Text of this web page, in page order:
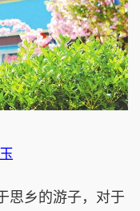
乡的游子，对于